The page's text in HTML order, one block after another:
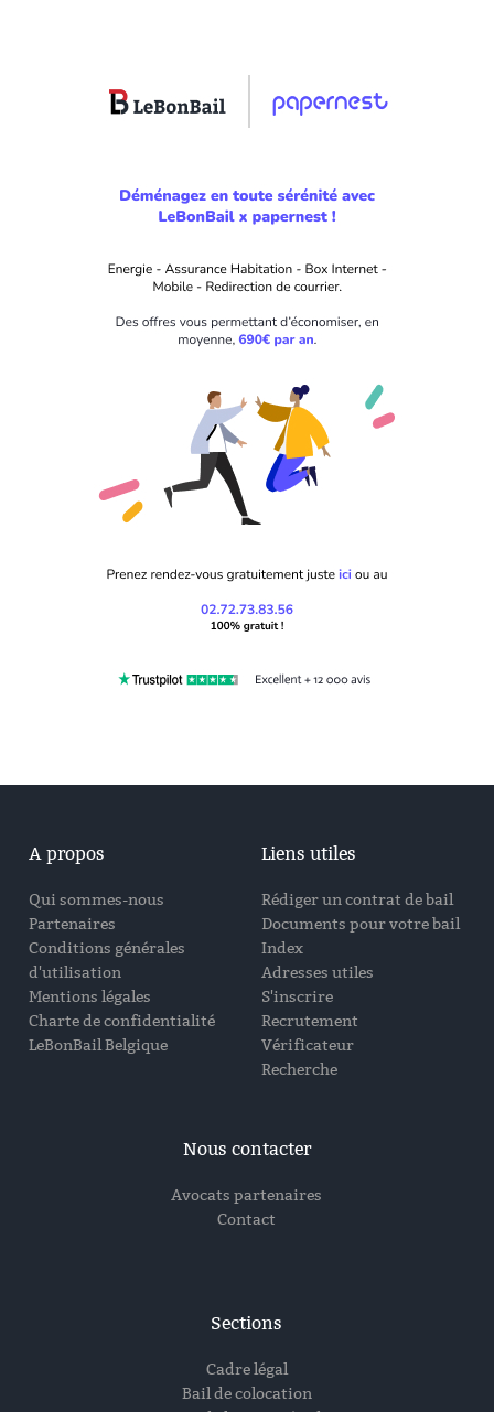
A propos
Qui sommes-nous
Partenaires
Conditions générales
d'utilisation
Mentions légales
Charte de confidentialité
LeBonBail Belgique
Liens utiles
Rédiger un contrat de bail
Documents pour votre bail
Index
Adresses utiles
S'inscrire
Recrutement
Vérificateur
Recherche
Nous contacter
Avocats partenaires
Contact
Sections
Cadre légal
Bail de colocation